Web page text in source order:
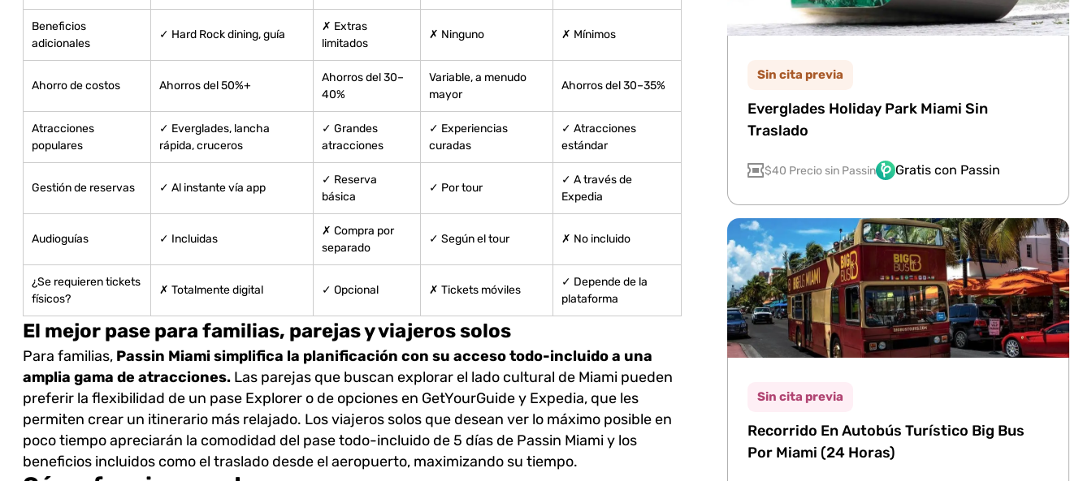
Beneficios
adicionales
✓ Hard Rock dining, guía
✗ Extras
limitados
✗ Ninguno ✗ Mínimos
Ahorro de costos Ahorros del 50%+
Ahorros del 30–
40%
Variable, a menudo
mayor
Ahorros del 30–35%
Atracciones
populares
✓ Everglades, lancha
rápida, cruceros
✓ Grandes
atracciones
✓ Experiencias
curadas
✓ Atracciones
estándar
Gestión de reservas ✓ Al instante vía app
✓ Reserva
básica
✓ Por tour
✓ A través de
Expedia
Audioguías ✓ Incluidas
✗ Compra por
separado
✓ Según el tour ✗ No incluido
¿Se requieren tickets
físicos?
✗ Totalmente digital ✓ Opcional ✗ Tickets móviles
✓ Depende de la
plataforma
El mejor pase para familias, parejas y viajeros solos
Para familias, Passin Miami simplifica la planificación con su acceso todo-incluido a una
amplia gama de atracciones.Las parejas que buscan explorar el lado cultural de Miami pueden
preferir la flexibilidad de un pase Explorer o de opciones en GetYourGuide y Expedia, que les
permiten crear un itinerario más relajado. Los viajeros solos que desean ver lo máximo posible en
poco tiempo apreciarán la comodidad del pase todo-incluido de 5 días de Passin Miami y los
beneficios incluidos como el traslado desde el aeropuerto, maximizando su tiempo.
Sin cita previa
Everglades Holiday Park Miami Sin
Traslado
$40 Precio sin Passin Gratis con Passin
Sin cita previa
Recorrido En Autobús Turístico Big Bus
Por Miami (24 Horas)